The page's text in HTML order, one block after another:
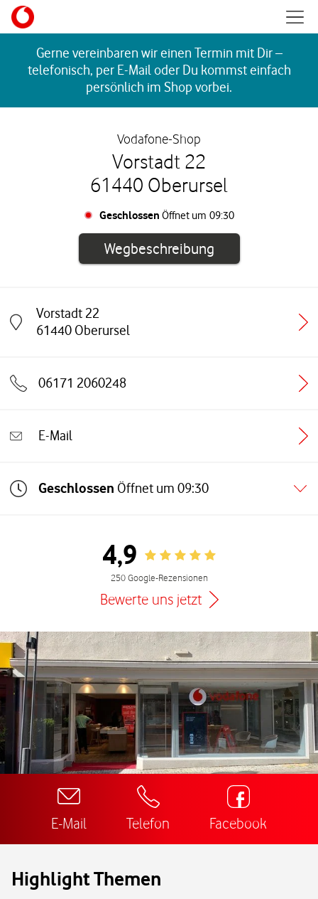
Skip to content
Gerne vereinbaren wir einen Termin mit Dir –
telefonisch, per E-Mail oder Du kommst einfach
persönlich im Shop vorbei.
Vodafone-Shop
Vorstadt 22
61440 Oberursel
Geschlossen Öffnet um 09:30
WegbeschreibungLink öffnet in
Vorstadt 22
61440 Oberursel
Link öffnet in einem neuen Tab
06171 2060248
E-Mail
Geschlossen Öffnet um 09:30
4,9 Rating 4.9
250 Google-Rezensionen
Bewerte uns jetzt
E-Mail Telefon Facebook
Highlight Themen